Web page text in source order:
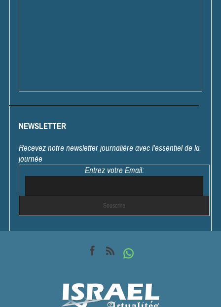
NEWSLETTER
Recevez notre newsletter journalière avec l'essentiel de la
journée
Entrez votre Email: